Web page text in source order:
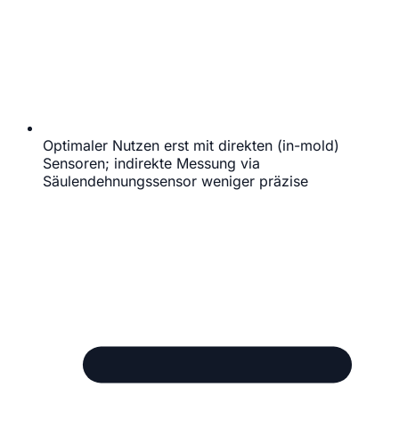
Optimaler Nutzen erst mit direkten (in-mold)
Sensoren; indirekte Messung via
Säulendehnungssensor weniger präzise